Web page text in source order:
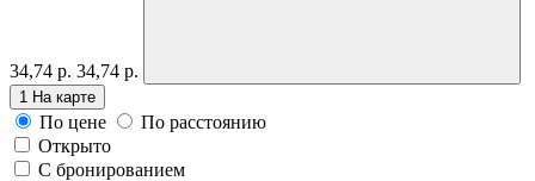
34,74 р. 34,74 р.
1 На карте
По цене
По расстоянию
Открыто
С бронированием